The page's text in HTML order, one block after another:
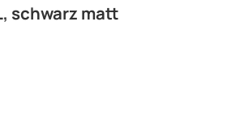
schwarz matt